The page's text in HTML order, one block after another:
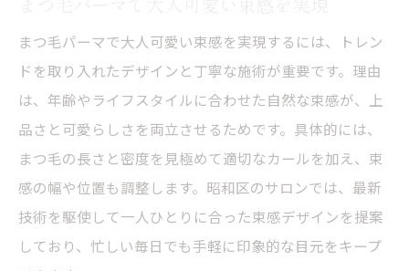
まつ毛パーマで大人可愛い束感を実現するには、トレン
ドを取り入れたデザインと丁寧な施術が重要です。理由
は、年齢やライフスタイルに合わせた自然な束感が、上
品さと可愛らしさを両立させるためです。具体的には、
まつ毛の長さと密度を見極めて適切なカールを加え、束
感の幅や位置も調整します。昭和区のサロンでは、最新
技術を駆使して一人ひとりに合った束感デザインを提案
しており、忙しい毎日でも手軽に印象的な目元をキープ